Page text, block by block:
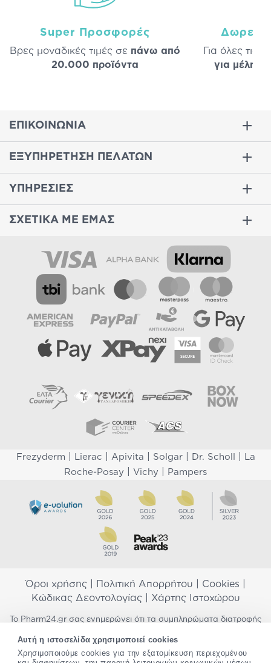
Αυτή η ιστοσελίδα χρησιμοποιεί cookies
Χρησιμοποιούμε cookies για την εξατομίκευση περιεχομένου
Super Προσφορές
Βρες μοναδικές τιμές σε πάνω από
20.000 προϊόντα
Δωρεάν
Για όλες τις
για μέλη
ΕΠΙΚΟΙΝΩΝΙΑ
ΕΞΥΠΗΡΕΤΗΣΗ ΠΕΛΑΤΩΝ
ΥΠΗΡΕΣΙΕΣ
ΣΧΕΤΙΚΑ ΜΕ ΕΜΑΣ
Frezyderm Lierac Apivita Solgar| Dr. Scholl
La
Roche-Posay
Vichy Pampers
Όροι χρήσης Πολιτική Απορρήτου Cookies
Κώδικας Δεοντολογίας| Χάρτης Ιστοχώρου
Το Pharm24.gr σας ενημερώνει ότι τα συμπληρώματα διατροφής
προορίζονται για την πρόληψη, αγωγή ή θεραπεία ανθρώπινης
νόσου. Συμβουλευτείτε τον γιατρό σας εάν είστε έγκυος,